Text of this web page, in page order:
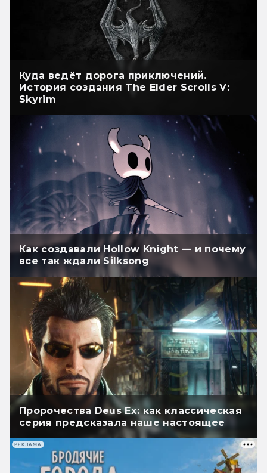
Куда ведёт дорога приключений.
История создания The Elder Scrolls V:
Skyrim
Как создавали Hollow Knight — и почему
все так ждали Silksong
Пророчества Deus Ex: как классическая
серия предсказала наше настоящее
РЕКЛАМА